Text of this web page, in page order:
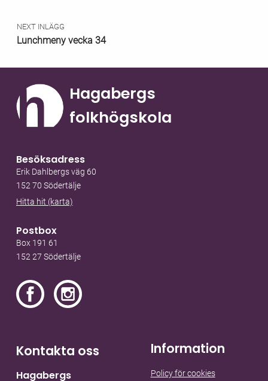
NEXT INLÄGG
Lunchmeny vecka 34
Hagabergs
folkhögskola
Besöksadress
Erik Dahlbergs väg 60
152 70 Södertälje
Hitta hit (karta)
Postbox
Box 191 61
152 27 Södertälje
Kontakta oss
Hagabergs
Information
Policy för cookies